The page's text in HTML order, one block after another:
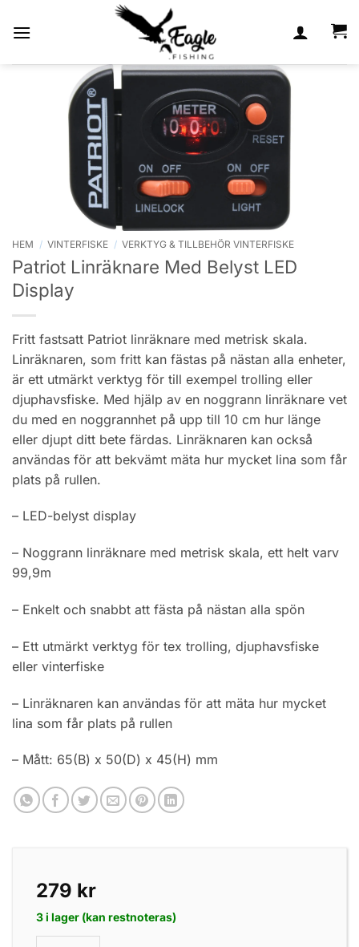
HEM / VINTERFISKE / VERKTYG & TILLBEHÖR VINTERFISKE
Patriot Linräknare Med Belyst LED
Display
Fritt fastsatt Patriot linräknare med metrisk skala.
Linräknaren, som fritt kan fästas på nästan alla enheter,
är ett utmärkt verktyg för till exempel trolling eller
djuphavsfiske. Med hjälp av en noggrann linräknare vet
du med en noggrannhet på upp till 10 cm hur länge
eller djupt ditt bete färdas. Linräknaren kan också
användas för att bekvämt mäta hur mycket lina som får
plats på rullen.
– LED-belyst display
– Noggrann linräknare med metrisk skala, ett helt varv
99,9m
– Enkelt och snabbt att fästa på nästan alla spön
– Ett utmärkt verktyg för tex trolling, djuphavsfiske
eller vinterfiske
– Linräknaren kan användas för att mäta hur mycket
lina som får plats på rullen
– Mått: 65(B) x 50(D) x 45(H) mm
279 kr
3 i lager (kan restnoteras)